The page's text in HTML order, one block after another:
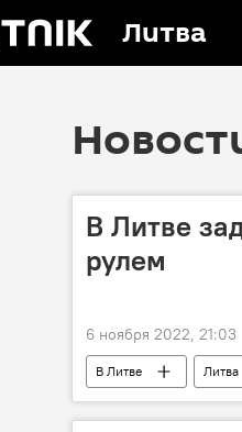
Литва
В Литве
рулем
6 ноября 2022, 21:03
В Литве Литва
Департамент полиции